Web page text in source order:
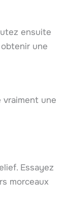
ensuite
une
vraiment une
Essayez
morceaux